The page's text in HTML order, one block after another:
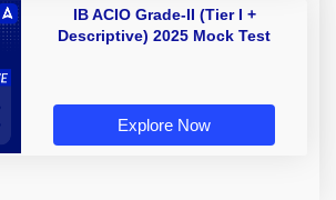
IB ACIO Grade-II (Tier I +
Descriptive) 2025 Mock Test
Explore Now